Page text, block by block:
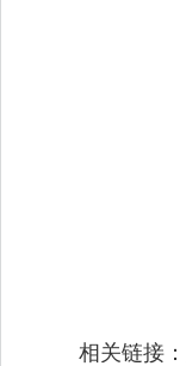
相关链接：